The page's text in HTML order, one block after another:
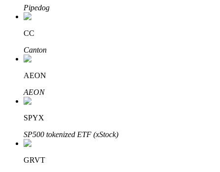
Obtenha lucro a longo prazo e interesses flexíveis
Aprenda a apostar
Pipedog
CC
Canton
AEON
AEON
SPYX
SP500 tokenized ETF (xStock)
GRVT